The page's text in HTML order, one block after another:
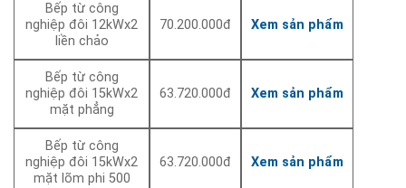
Bếp từ công
nghiệp đôi 12kWx2
liền chảo
70.200.000đ Xem sản phẩm
Bếp từ công
nghiệp đôi 15kWx2
mặt phẳng
63.720.000đ Xem sản phẩm
Bếp từ công
nghiệp đôi 15kWx2
mặt lõm phi 500
63.720.000đ Xem sản phẩm